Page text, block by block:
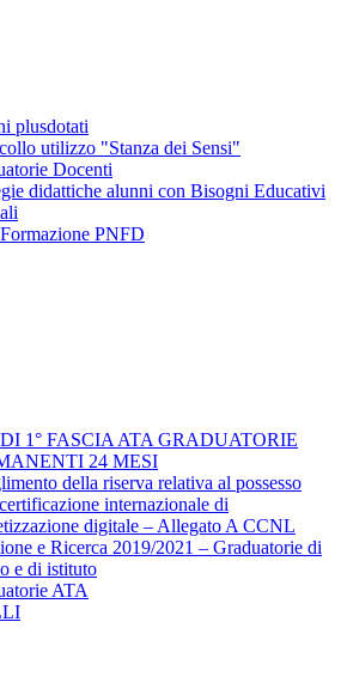
plusdotati
utilizzo "Stanza dei Sensi"
Docenti
didattiche alunni con Bisogni Educativi
PNFD
1° FASCIA ATA GRADUATORIE
24 MESI
della riserva relativa al possesso
internazionale di
digitale – Allegato A CCNL
e Ricerca 2019/2021 – Graduatorie di
e di istituto
ATA